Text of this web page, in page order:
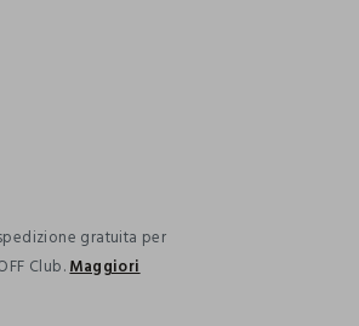
gratuita per
Club.Maggiori